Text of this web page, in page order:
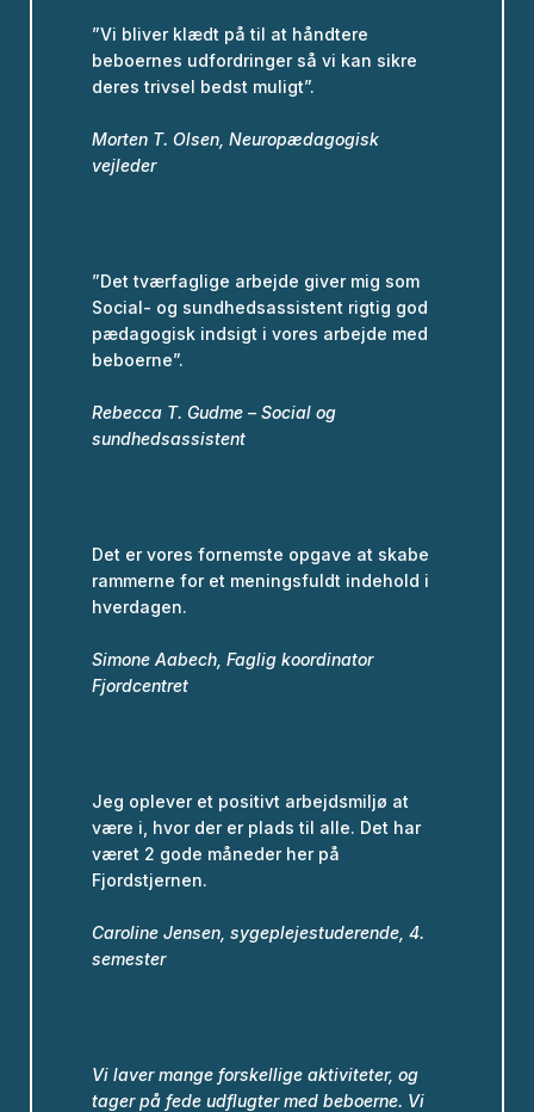
”Vi bliver klædt på til at håndtere
beboernes udfordringer så vi kan sikre
deres trivsel bedst muligt”.
Morten T. Olsen, Neuropædagogisk
vejleder
”Det tværfaglige arbejde giver mig som
Social- og sundhedsassistent rigtig god
pædagogisk indsigt i vores arbejde med
beboerne”.
Rebecca T. Gudme – Social og
sundhedsassistent
Det er vores fornemste opgave at skabe
rammerne for et meningsfuldt indehold i
hverdagen.
Simone Aabech, Faglig koordinator
Fjordcentret
Jeg oplever et positivt arbejdsmiljø at
være i, hvor der er plads til alle. Det har
været 2 gode måneder her på
Fjordstjernen.
Caroline Jensen, sygeplejestuderende, 4.
semester
Vi laver mange forskellige aktiviteter, og
tager på fede udflugter med beboerne. Vi